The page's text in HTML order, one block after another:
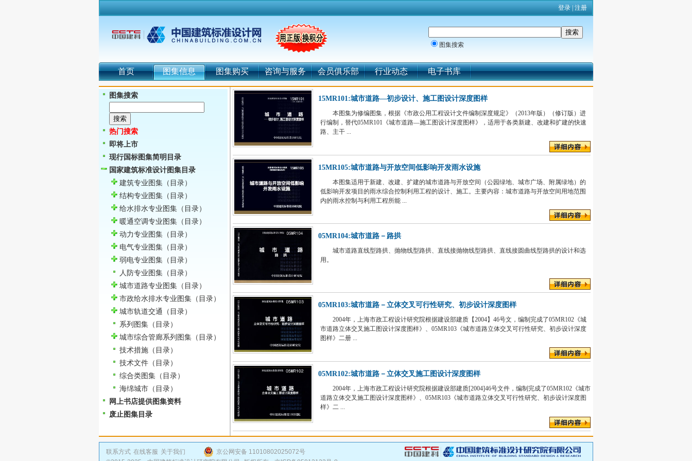
登录 注册
图集搜索
首页 图集信息 图集购买 咨询与服务 会员俱乐部 行业动态 电子书库
图集搜索
热门搜索
即将上市
现行国标图集简明目录
国家建筑标准设计图集目录
建筑专业图集 （目录）
结构专业图集 （目录）
给水排水专业图集 （目录）
暖通空调专业图集 （目录）
动力专业图集 （目录）
电气专业图集 （目录）
弱电专业图集 （目录）
人防专业图集 （目录）
城市道路专业图集 （目录）
市政给水排水专业图集 （目录）
城市轨道交通
（目录）
系列图集 （目录）
城市综合管廊系列图集 （目录）
技术措施 （目录）
技术文件 （目录）
综合类图集 （目录）
海绵城市 （目录）
网上书店提供图集资料
废止图集目录
15MR101:城市道路—初步设计、施工图设计深度图样
本图集为修编图集，根据《市政公用工程设计文件编制深度规定》（2013年版）（修订版）进
行编制，替代05MR101《城市道路—施工图设计深度图样》，适用于各类新建、改建和扩建的快速
路、主干 ...
15MR105:城市道路与开放空间低影响开发雨水设施
本图集适用于新建、改建、扩建的城市道路与开放空间（公园绿地、城市广场、附属绿地）的
低影响开发项目的雨水综合控制利用工程的设计、施工。主要内容：城市道路与开放空间用地范围
内的雨水控制与利用工程所能 ...
05MR104:城市道路－路拱
城市道路直线型路拱、抛物线型路拱、直线接抛物线型路拱、直线接圆曲线型路拱的设计和选
用。
05MR103:城市道路－立体交叉可行性研究、初步设计深度图样
2004年，上海市政工程设计研究院根据建设部建质【2004】46号文，编制完成了05MR102《城
市道路立体交叉施工图设计深度图样》、05MR103《城市道路立体交叉可行性研究、初步设计深度
图样》二册 ...
05MR102:城市道路－立体交叉施工图设计深度图样
2004年，上海市政工程设计研究院根据建设部建质[2004]46号文件，编制完成了05MR102《城市
道路立体交叉施工图设计深度图样》、05MR103《城市道路立体交叉可行性研究、初步设计深度图
样》二 ...
联系方式 在线客服 关于我们
京公网安备 11010802025072号